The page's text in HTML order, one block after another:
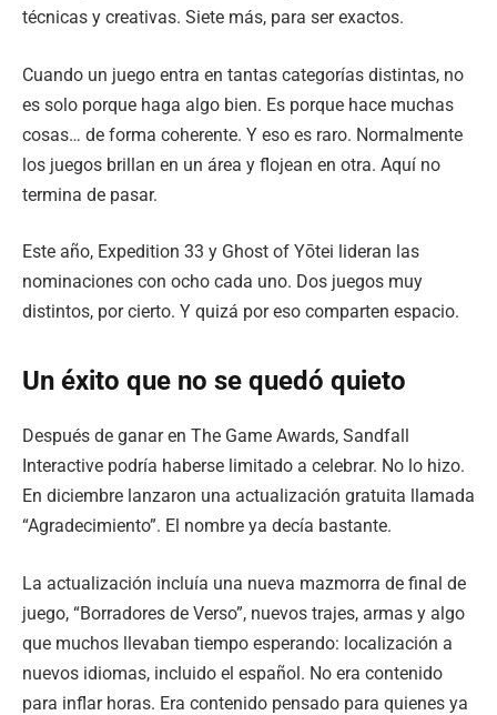
técnicas y creativas. Siete más, para ser exactos.
Cuando un juego entra en tantas categorías distintas, no
es solo porque haga algo bien. Es porque hace muchas
cosas… de forma coherente. Y eso es raro. Normalmente
los juegos brillan en un área y flojean en otra. Aquí no
termina de pasar.
Este año, Expedition 33 y Ghost of Yōtei lideran las
nominaciones con ocho cada uno. Dos juegos muy
distintos, por cierto. Y quizá por eso comparten espacio.
Un éxito que no se quedó quieto
Después de ganar en The Game Awards, Sandfall
Interactive podría haberse limitado a celebrar. No lo hizo.
En diciembre lanzaron una actualización gratuita llamada
“Agradecimiento”. El nombre ya decía bastante.
La actualización incluía una nueva mazmorra de final de
juego, “Borradores de Verso”, nuevos trajes, armas y algo
que muchos llevaban tiempo esperando: localización a
nuevos idiomas, incluido el español. No era contenido
para inflar horas. Era contenido pensado para quienes ya